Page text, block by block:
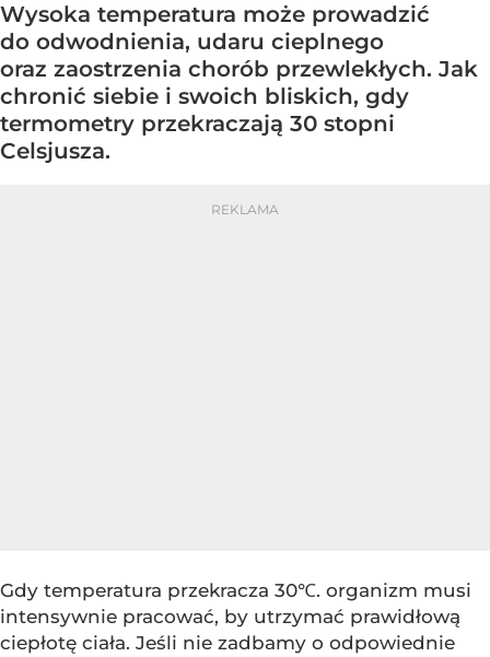
Wysoka temperatura może prowadzić
do odwodnienia, udaru cieplnego
oraz zaostrzenia chorób przewlekłych. Jak
chronić siebie i swoich bliskich, gdy
termometry przekraczają 30 stopni
Celsjusza.
Gdy temperatura przekracza 30℃. organizm musi
intensywnie pracować, by utrzymać prawidłową
ciepłotę ciała. Jeśli nie zadbamy o odpowiednie